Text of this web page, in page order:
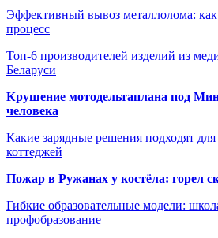
Эффективный вывоз металлолома: как
процесс
Топ-6 производителей изделий из
Беларуси
Крушение мотодельтаплана под
человека
Какие зарядные решения подходят
коттеджей
Пожар в Ружанах у костёла: горел
Гибкие образовательные модели:
профобразование